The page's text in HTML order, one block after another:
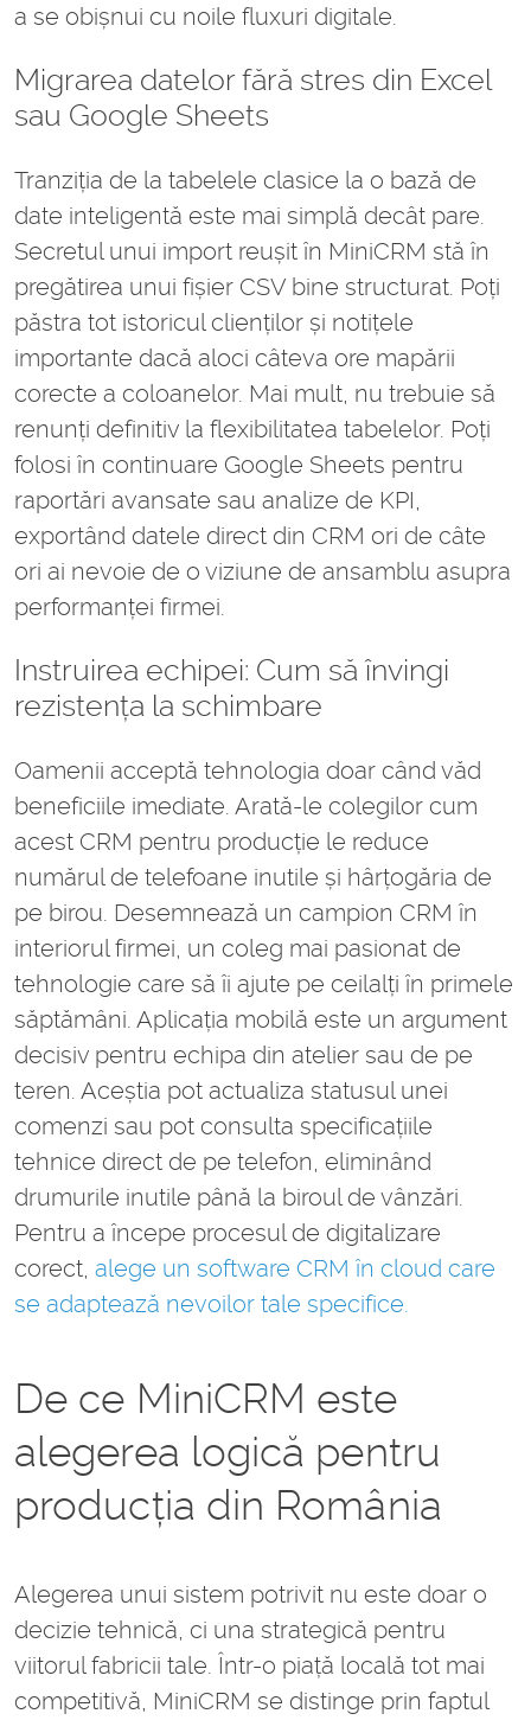
a se obișnui cu noile fluxuri digitale.
Migrarea datelor fără stres din Excel
sau Google Sheets
Tranziția de la tabelele clasice la o bază de
date inteligentă este mai simplă decât pare.
Secretul unui import reușit în MiniCRM stă în
pregătirea unui fișier CSV bine structurat. Poți
păstra tot istoricul clienților și notițele
importante dacă aloci câteva ore mapării
corecte a coloanelor. Mai mult, nu trebuie să
renunți definitiv la flexibilitatea tabelelor. Poți
folosi în continuare Google Sheets pentru
raportări avansate sau analize de KPI,
exportând datele direct din CRM ori de câte
ori ai nevoie de o viziune de ansamblu asupra
performanței firmei.
Instruirea echipei: Cum să învingi
rezistența la schimbare
Oamenii acceptă tehnologia doar când văd
beneficiile imediate. Arată-le colegilor cum
acest CRM pentru producție le reduce
numărul de telefoane inutile și hârțogăria de
pe birou. Desemnează un campion CRM în
interiorul firmei, un coleg mai pasionat de
tehnologie care să îi ajute pe ceilalți în primele
săptămâni. Aplicația mobilă este un argument
decisiv pentru echipa din atelier sau de pe
teren. Aceștia pot actualiza statusul unei
comenzi sau pot consulta specificațiile
tehnice direct de pe telefon, eliminând
drumurile inutile până la biroul de vânzări.
Pentru a începe procesul de digitalizare
corect, alege un software CRM în cloud care
se adaptează nevoilor tale specifice.
De ce MiniCRM este
alegerea logică pentru
producția din România
Alegerea unui sistem potrivit nu este doar o
decizie tehnică, ci una strategică pentru
viitorul fabricii tale. Într-o piață locală tot mai
competitivă, MiniCRM se distinge prin faptul